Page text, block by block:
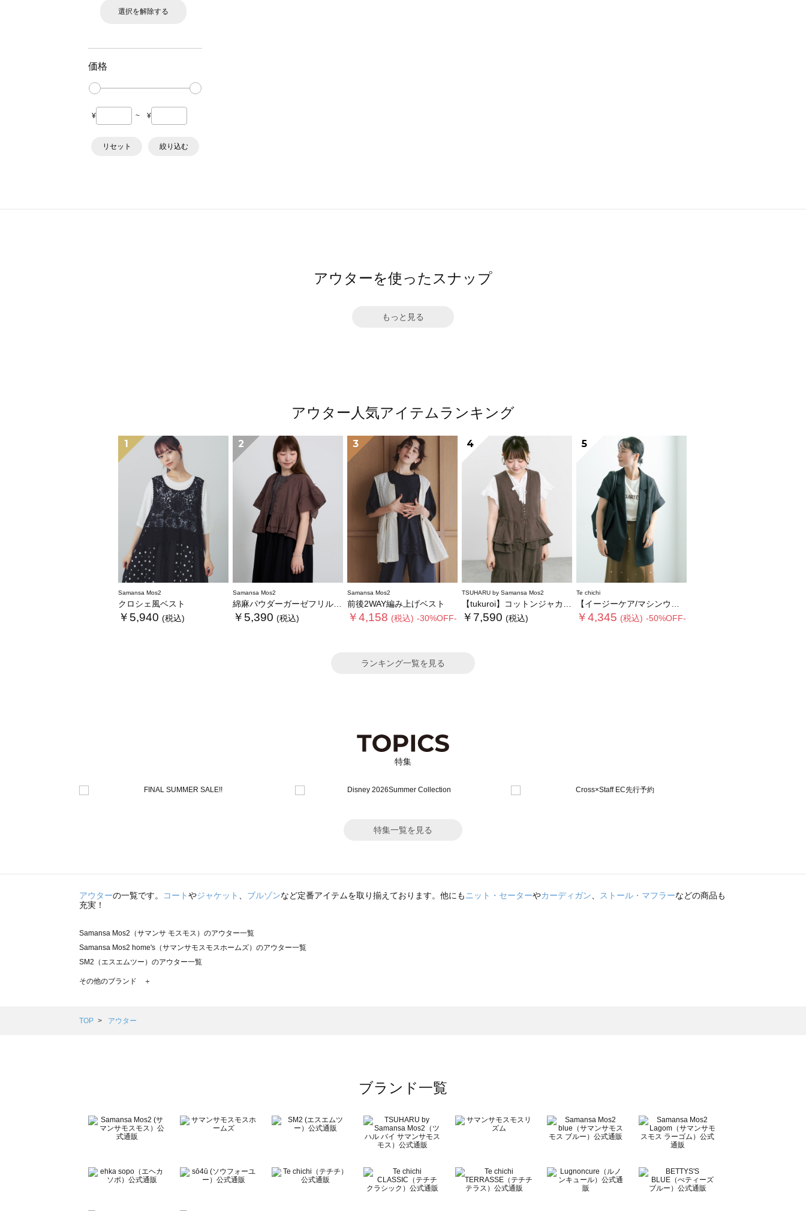
選択を解除する
価格
¥ ~ ¥
リセット 絞り込む
アウターを使ったスナップ
もっと見る
アウター人気アイテムランキング
1
Samansa Mos2
クロシェ風ベスト
￥5,940 (税込)
2
Samansa Mos2
綿麻パウダーガーゼフリルベスト
￥5,390 (税込)
3
Samansa Mos2
前後2WAY編み上げベスト
￥4,158 (税込) -30%OFF-
4
TSUHARU by Samansa Mos2
【tukuroi】コットンジャカード製品染めベスト《WEB限定》
￥7,590 (税込)
5
Te chichi
【イージーケア/マシンウォッシャブル】メッシュフレンチスリーブジャケット
￥4,345 (税込) -50%OFF-
ランキング一覧を見る
特集
特集一覧を見る
アウターの一覧です。 コートやジャケット 、 ブルゾンなど定番アイテムを取り揃えております。他にもニット・セーターやカーディガン、 ストール・マフラーなどの商品も
充実！
Samansa Mos2（サマンサ モスモス）のアウター一覧
Samansa Mos2 home's（サマンサモスモスホームズ）のアウター一覧
SM2（エスエムツー）のアウター一覧
TSUHARU by Samansa Mos2（ツハルバイサマンサモスモス）のアウター一覧
Samansa Mos2 Lagom（サマンサモスモス ラーゴム）のアウター一覧
BETTY'S BLUE（べティーズブルー）のアウター一覧
Wpc.（ワールドパーティー）のアウター一覧
その他のブランド ＋
TOP アウター
ブランド一覧